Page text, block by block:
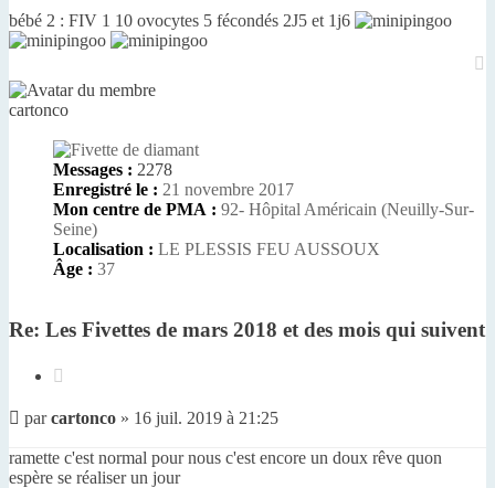
bébé 2 : FIV 1 10 ovocytes 5 fécondés 2J5 et 1j6
cartonco
Messages : 2278
Enregistré le : 21 novembre 2017
Mon centre de PMA : 92- Hôpital Américain (Neuilly-Sur-
Seine)
Localisation : LE PLESSIS FEU AUSSOUX
Âge : 37
Re: Les Fivettes de mars 2018 et des mois qui suivent
Message
non
lu
parcartonco » 16 juil. 2019 à 21:25
ramette c'est normal pour nous c'est encore un doux rêve quon
espère se réaliser un jour